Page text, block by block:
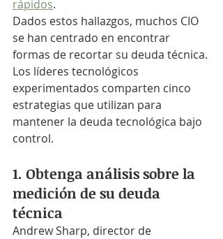
rápidos.
Dados estos hallazgos, muchos CIO
se han centrado en encontrar
formas de recortar su deuda técnica.
Los líderes tecnológicos
experimentados comparten cinco
estrategias que utilizan para
mantener la deuda tecnológica bajo
control.
1. Obtenga análisis sobre la
medición de su deuda
técnica
Andrew Sharp, director de